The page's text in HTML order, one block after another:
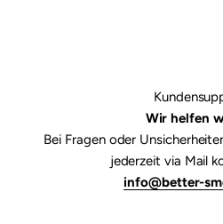
Wir helfen
Bei Fragen oder
jederzeit via Mail
info@better-